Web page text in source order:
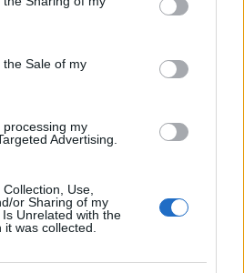
Google and its third-party tags to
purposes in below Google
Sale of my
my
Advertising.
Use,
or Sharing of my
Unrelated with the
was collected.
12.
vizsgáltunk tudományos
ami nem hiányozhat
napokkal ezelőtt múlt 10
a Gravitáció (2013) című
Bullock által alakított
be, amikor többször